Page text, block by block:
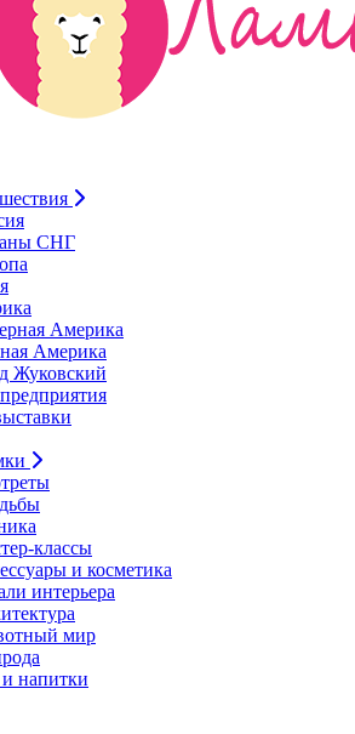
СНГ
Америка
Америка
Жуковский
классы
и косметика
интерьера
мир
напитки